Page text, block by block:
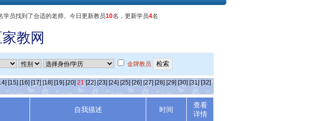
学员找到了合适的老师。今日更新教员10名，更新学员4名
教网
金牌教员
[15] [16] [17] [18] [19] [20] 21 [22] [23] [24] [25] [26] [27] [28] [29] [30] [31] [32]
自我描述 时间
查看
详情